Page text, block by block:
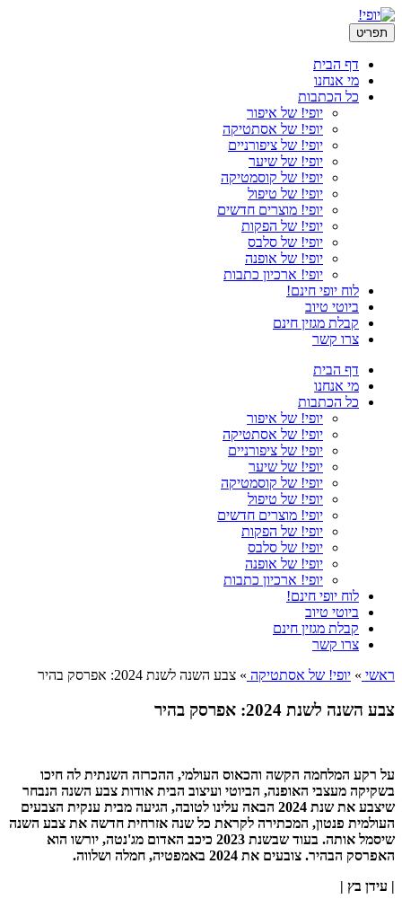
תפריט
דף הבית
מי אנחנו
כל הכתבות
יופי! של איפור
יופי! של אסתטיקה
יופי! של ציפורניים
יופי! של שיער
יופי! של קוסמטיקה
יופי! של טיפול
יופי! מוצרים חדשים
יופי! של הפקות
יופי! של סלבס
יופי! של אופנה
יופי! ארכיון כתבות
לוח יופי חינם!
ביוטי טיוב
קבלת מגזין חינם
צרו קשר
דף הבית
מי אנחנו
כל הכתבות
יופי! של איפור
יופי! של אסתטיקה
יופי! של ציפורניים
יופי! של שיער
יופי! של קוסמטיקה
יופי! של טיפול
יופי! מוצרים חדשים
יופי! של הפקות
יופי! של סלבס
יופי! של אופנה
יופי! ארכיון כתבות
לוח יופי חינם!
ביוטי טיוב
קבלת מגזין חינם
צרו קשר
ראשי » יופי! של אסתטיקה » צבע השנה לשנת 2024: אפרסק בהיר
צבע השנה לשנת 2024: אפרסק בהיר
על רקע המלחמה הקשה והכאוס העולמי, ההכרזה השנתית לה חיכו
בשקיקה מעצבי האופנה, הביוטי ועיצוב הבית אודות צבע השנה הנבחר
שיצבע את שנת 2024 הבאה עלינו לטובה, הגיעה מבית ענקית הצבעים
העולמית פנטון, המכתירה לקראת כל שנה אזרחית חדשה את צבע השנה
שיסמל אותה. בעוד שבשנת 2023 כיכב האדום מג'נטה, יורשו הוא
האפרסק הבהיר. צובעים את 2024 באמפטיה, חמלה ושלווה.
| עידן בץ |